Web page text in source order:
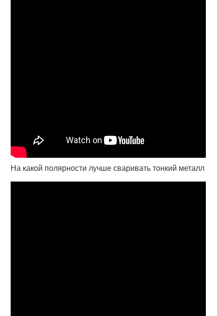
На какой полярности лучше сваривать тонкий металл